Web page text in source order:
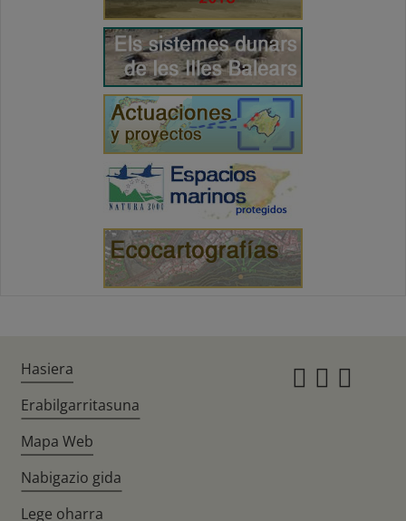
Hasiera
Erabilgarritasuna
Mapa Web
Nabigazio gida
Lege oharra